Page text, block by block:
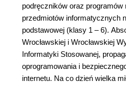
podręczników oraz programów
przedmiotów informatycznych
podstawowej (klasy 1 – 6).
Wrocławskiej i Wrocławskiej
Informatyki Stosowanej,
oprogramowania i
internetu. Na co dzień wielka